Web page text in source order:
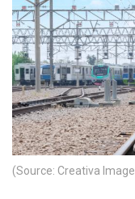
(Source: Creativa